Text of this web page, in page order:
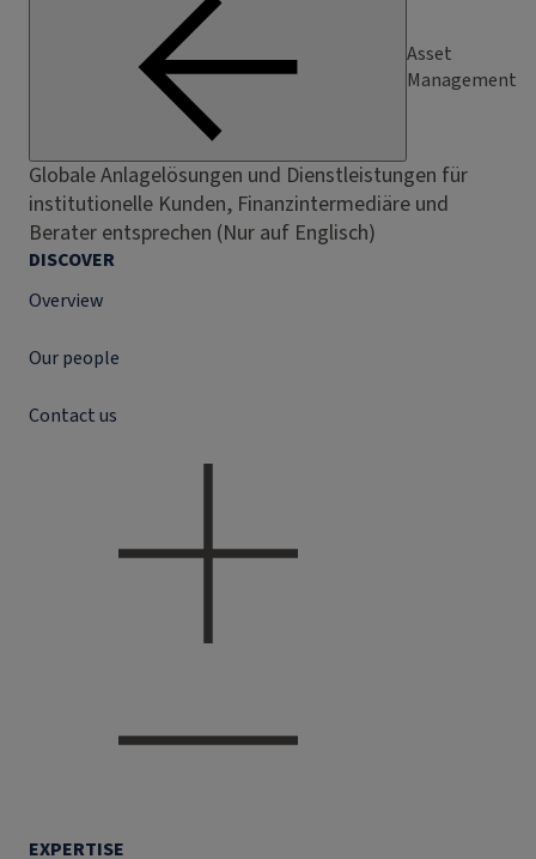
Asset
Management
Globale Anlagelösungen und Dienstleistungen für
institutionelle Kunden, Finanzintermediäre und
Berater entsprechen (Nur auf Englisch)
DISCOVER
Overview
Our people
Contact us
EXPERTISE